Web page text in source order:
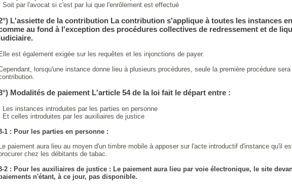
Soit par l'avocat si c'est par lui que l'enrôlement est effectué
L'assiette de la contribution La contribution s'applique à toutes les instances
au fond à l'exception des procédures collectives de redressement et de
est également exigée sur les requêtes et les injonctions de payer.
lorsqu'une instance donne lieu à plusieurs procédures, seule la première procédure
Modalités de paiement L'article 54 de la loi fait le départ entre :
Les instances introduites par les parties en personne
Et celles introduites par les auxiliaires de justice
1 : Pour les parties en personne :
paiement aura lieu au moyen d'un timbre mobile à apposer sur l'acte introductif d'instance qu'il
chez les débitants de tabac.
2 : Pour les auxiliaires de justice : Le paiement aura lieu par voie électronique, le site
n'étant, à ce jour, pas disponible.